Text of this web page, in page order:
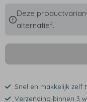
Deze
alternatief.
Snel en makkelijk zelf
Verzending binnen 3